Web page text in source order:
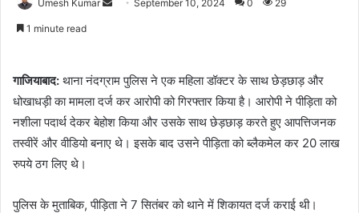
Umesh Kumar September 10, 2024 0 29
1 minute read
गाजियाबाद: थाना नंदग्राम पुलिस ने एक महिला डॉक्टर के साथ छेड़छाड़ और
धोखाधड़ी का मामला दर्ज कर आरोपी को गिरफ्तार किया है। आरोपी ने पीड़िता को
नशीला पदार्थ देकर बेहोश किया और उसके साथ छेड़छाड़ करते हुए आपत्तिजनक
तस्वीरें और वीडियो बनाए थे। इसके बाद उसने पीड़िता को ब्लैकमेल कर 20 लाख
रुपये ठग लिए थे।
पुलिस के मुताबिक, पीड़िता ने 7 सितंबर को थाने में शिकायत दर्ज कराई थी।